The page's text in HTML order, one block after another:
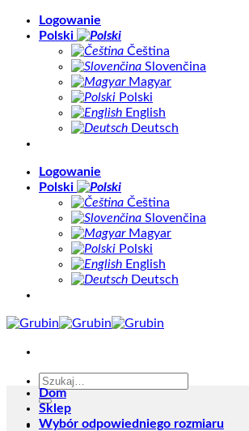
Skip
Logowanie
Polski
Čeština
Slovenčina
Magyar
Polski
English
Deutsch
Logowanie
Polski
Čeština
Slovenčina
Magyar
Polski
English
Deutsch
Szukaj:
Dom
Sklep
Wybór odpowiedniego rozmiaru